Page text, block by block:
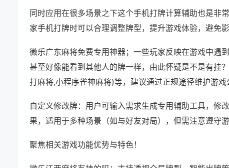
同时应用在很多场景之下这个手机打牌计算辅助也是非
家手机打牌时可以合理调整牌型，提升游戏体验，避免
微乐广东麻将免费专用神器；一些玩家反映在游戏中遇
甚至好像能看到其他人的牌一样，由此怀疑是不是有挂
打麻将,小程序雀神麻将)等，建议通过正规途径维护游戏
自定义修改牌：用户可输入需求生成专用辅助工具，修
果，适用于多种场景（如与好友对局），但需注意遵守
聚焦相关游戏功能优势与特色！